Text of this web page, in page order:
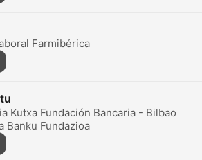
Farmibérica
Kutxa Fundación Bancaria - Bilbao
Banku Fundazioa